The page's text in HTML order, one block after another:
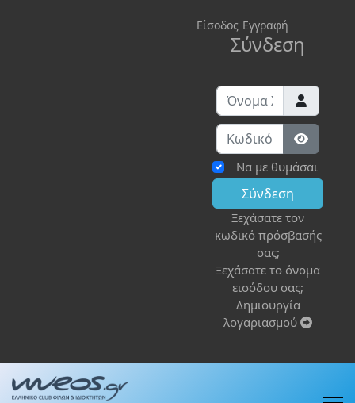
Είσοδος Εγγραφή
Σύνδεση
Όνομα Χρήστη
Κωδικός:
Να με θυμάσαι
Σύνδεση
Ξεχάσατε τον
κωδικό πρόσβασής
σας;
Ξεχάσατε το όνομα
εισόδου σας;
Δημιουργία
λογαριασμού